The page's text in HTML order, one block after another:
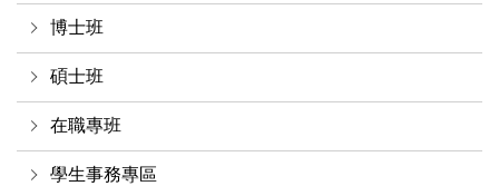
博士班
碩士班
在職專班
學生事務專區